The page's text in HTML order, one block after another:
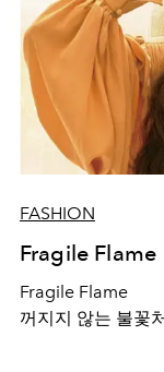
FASHION
Fragile Flame
Fragile Flame
꺼지지 않는 불꽃